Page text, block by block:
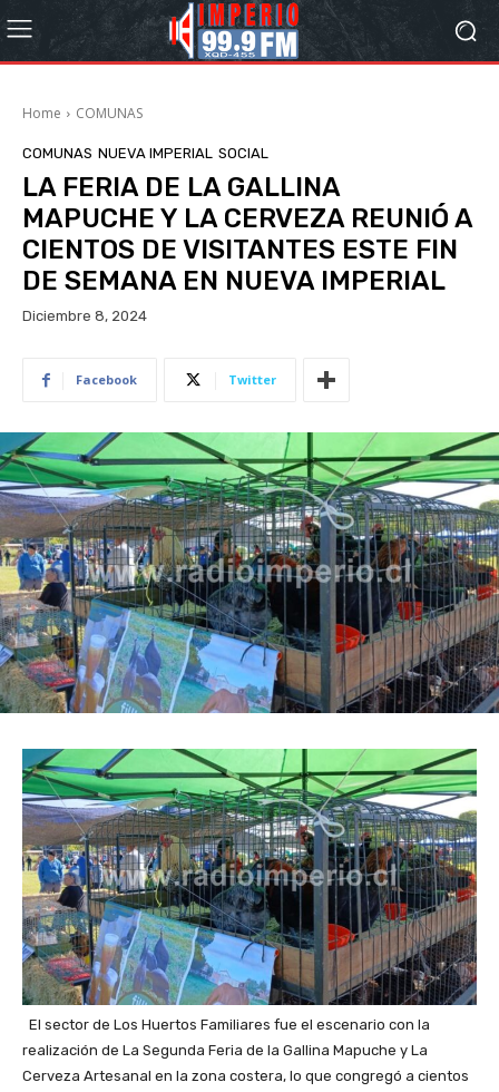
Home COMUNAS
COMUNAS NUEVA IMPERIAL SOCIAL
LA FERIA DE LA GALLINA
MAPUCHE Y LA CERVEZA REUNIÓ A
CIENTOS DE VISITANTES ESTE FIN
DE SEMANA EN NUEVA IMPERIAL
Diciembre 8, 2024
Facebook Twitter
El sector de Los Huertos Familiares fue el escenario con la
realización de La Segunda Feria de la Gallina Mapuche y La
Cerveza Artesanal en la zona costera, lo que congregó a cientos